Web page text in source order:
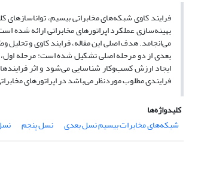
فرایند کاوی شبکه‌های مخابراتی بیسیم،
بهینه‌سازی عملکرد اپراتورهای مخابراتی ارائه شده
می‌انجامد. هدف اصلی این مقاله، فرایند کاوی و
بعدی از دو مرحله اصلی تشکیل شده است: مرحله
ایجاد ارزش کسب‌وکار شناسایی می‌شود و اثر
فرایندی مطلوب موردنظر می‌باشد در اپراتورهای
کلیدواژه‌ها
شبکه‌های مخابرات بیسیم نسل بعدی
نسل پنجم